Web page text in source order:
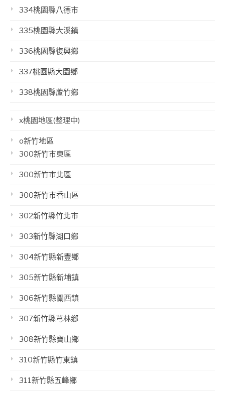
334桃園縣八德市
335桃園縣大溪鎮
336桃園縣復興鄉
337桃園縣大園鄉
338桃園縣蘆竹鄉
x桃園地區(整理中)
o新竹地區
300新竹市東區
300新竹市北區
300新竹市香山區
302新竹縣竹北市
303新竹縣湖口鄉
304新竹縣新豐鄉
305新竹縣新埔鎮
306新竹縣關西鎮
307新竹縣芎林鄉
308新竹縣寶山鄉
310新竹縣竹東鎮
311新竹縣五峰鄉